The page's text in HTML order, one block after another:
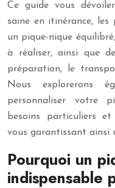
Ce guide vous
saine en itinérance,
un pique-nique
à réaliser, ainsi que
préparation, le
Nous explorerons
personnaliser votre
besoins particuliers
vous garantissant ainsi
Pourquoi un
indispensable